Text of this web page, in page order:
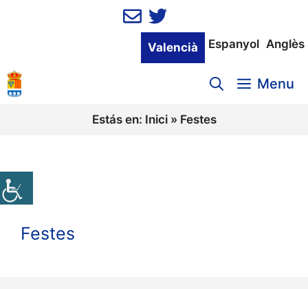
Valencià Espanyol Anglès
Menu
Estás en: Inici» Festes
Festes